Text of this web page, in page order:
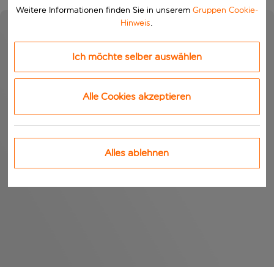
Weitere Informationen finden Sie in unserem Gruppen Cookie-
Hinweis.
Ich möchte selber auswählen
Alle Cookies akzeptieren
Alles ablehnen